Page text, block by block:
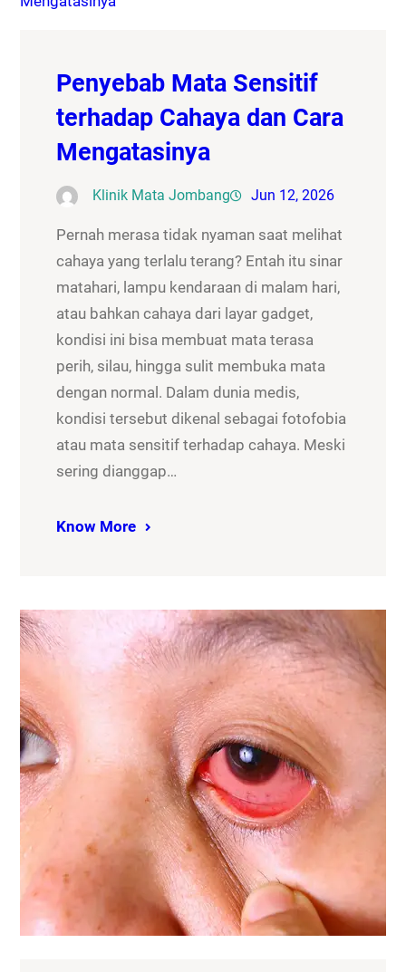
Penyebab Mata Sensitif
terhadap Cahaya dan Cara
Mengatasinya
Klinik Mata Jombang Jun 12, 2026
Pernah merasa tidak nyaman saat melihat
cahaya yang terlalu terang? Entah itu sinar
matahari, lampu kendaraan di malam hari,
atau bahkan cahaya dari layar gadget,
kondisi ini bisa membuat mata terasa
perih, silau, hingga sulit membuka mata
dengan normal. Dalam dunia medis,
kondisi tersebut dikenal sebagai fotofobia
atau mata sensitif terhadap cahaya. Meski
sering dianggap…
Know More